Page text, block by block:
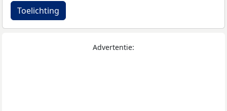
Toelichting
Advertentie: